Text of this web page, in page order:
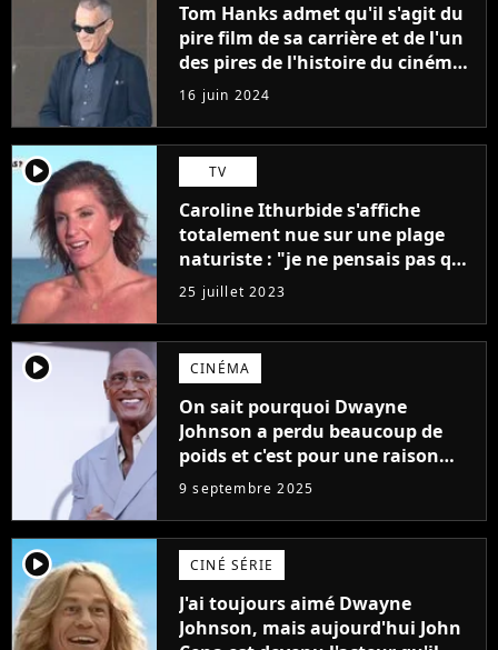
Tom Hanks admet qu'il s'agit du
pire film de sa carrière et de l'un
des pires de l'histoire du cinéma :
"L'un des films les plus
médiocres jamais réalisés"
16 juin 2024
player2 TV
Caroline Ithurbide s'affiche
totalement nue sur une plage
naturiste : "je ne pensais pas que
j'arriverais à le faire..."
25 juillet 2023
player2 CINÉMA
On sait pourquoi Dwayne
Johnson a perdu beaucoup de
poids et c'est pour une raison
importante
9 septembre 2025
player2 CINÉ SÉRIE
J'ai toujours aimé Dwayne
Johnson, mais aujourd'hui John